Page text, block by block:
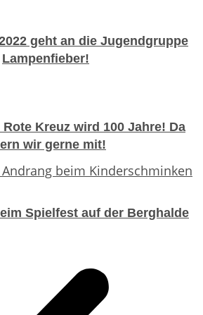
geht an die Jugendgruppe
Lampenfieber!
Kreuz wird 100 Jahre! Da
wir gerne mit!
Spielfest auf der Berghalde